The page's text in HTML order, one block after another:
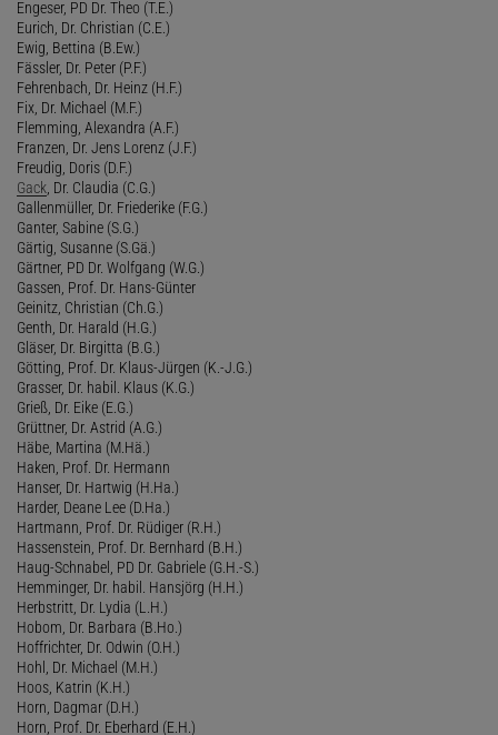
Engeser, PD Dr. Theo (T.E.)
Eurich, Dr. Christian (C.E.)
Ewig, Bettina (B.Ew.)
Fässler, Dr. Peter (P.F.)
Fehrenbach, Dr. Heinz (H.F.)
Fix, Dr. Michael (M.F.)
Flemming, Alexandra (A.F.)
Franzen, Dr. Jens Lorenz (J.F.)
Freudig, Doris (D.F.)
Gack , Dr. Claudia (C.G.)
Gallenmüller, Dr. Friederike (F.G.)
Ganter, Sabine (S.G.)
Gärtig, Susanne (S.Gä.)
Gärtner, PD Dr. Wolfgang (W.G.)
Gassen, Prof. Dr. Hans-Günter
Geinitz, Christian (Ch.G.)
Genth, Dr. Harald (H.G.)
Gläser, Dr. Birgitta (B.G.)
Götting, Prof. Dr. Klaus-Jürgen (K.-J.G.)
Grasser, Dr. habil. Klaus (K.G.)
Grieß, Dr. Eike (E.G.)
Grüttner, Dr. Astrid (A.G.)
Häbe, Martina (M.Hä.)
Haken, Prof. Dr. Hermann
Hanser, Dr. Hartwig (H.Ha.)
Harder, Deane Lee (D.Ha.)
Hartmann, Prof. Dr. Rüdiger (R.H.)
Hassenstein, Prof. Dr. Bernhard (B.H.)
Haug-Schnabel, PD Dr. Gabriele (G.H.-S.)
Hemminger, Dr. habil. Hansjörg (H.H.)
Herbstritt, Dr. Lydia (L.H.)
Hobom, Dr. Barbara (B.Ho.)
Hoffrichter, Dr. Odwin (O.H.)
Hohl, Dr. Michael (M.H.)
Hoos, Katrin (K.H.)
Horn, Dagmar (D.H.)
Horn, Prof. Dr. Eberhard (E.H.)